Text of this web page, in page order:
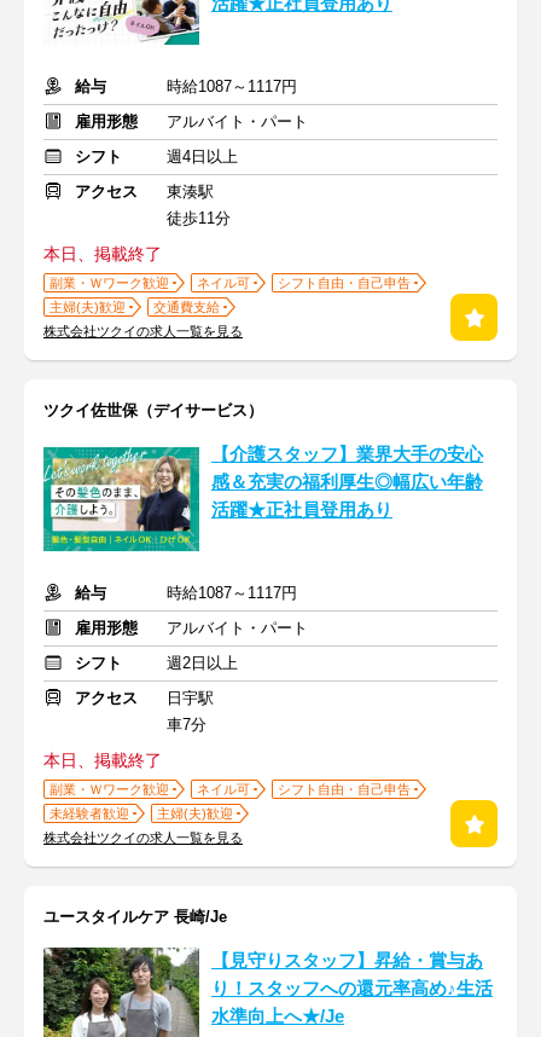
給与
時給1087～1117円
雇用形態
アルバイト・パート
シフト
週4日以上
アクセス
東湊駅
徒歩11分
本日、掲載終了
副業・Ｗワーク歓迎 ネイル可
シフト自由・自己申告
主婦(夫)歓迎
交通費支給
株式会社ツクイの求人一覧を見る
ツクイ佐世保（デイサービス）
【介護スタッフ】業界大手の安心
感＆充実の福利厚生◎幅広い年齢
活躍★正社員登用あり
給与
時給1087～1117円
雇用形態
アルバイト・パート
シフト
週2日以上
アクセス
日宇駅
車7分
本日、掲載終了
副業・Ｗワーク歓迎 ネイル可
シフト自由・自己申告
未経験者歓迎
主婦(夫)歓迎
株式会社ツクイの求人一覧を見る
ユースタイルケア 長崎/Je
【見守りスタッフ】昇給・賞与あ
り！スタッフへの還元率高め♪生活
水準向上へ★/Je